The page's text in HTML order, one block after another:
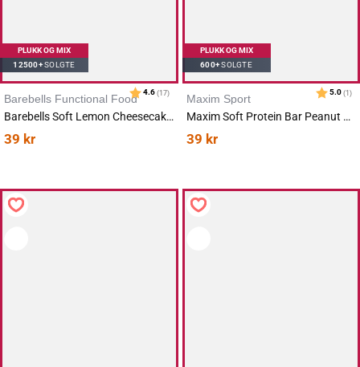
PLUKK OG MIX
12500+SOLGTE
Barebells Functional Food
Barebells Soft Lemon Cheesecake 55g
39 kr
PLUKK OG MIX
600+SOLGTE
Maxim Sport
Maxim Soft Protein Bar Peanut Caramel 55g
39 kr